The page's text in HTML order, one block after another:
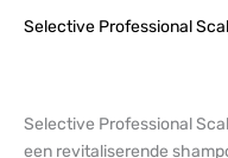
Selective Professional
Selective Professional
een revitaliserende